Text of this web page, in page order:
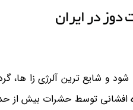
شایع ترین آلرژی زا ها،
افشانی توسط حشرات بیش از